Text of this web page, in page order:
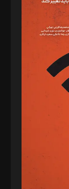
سروش کرمیان،
فتحی